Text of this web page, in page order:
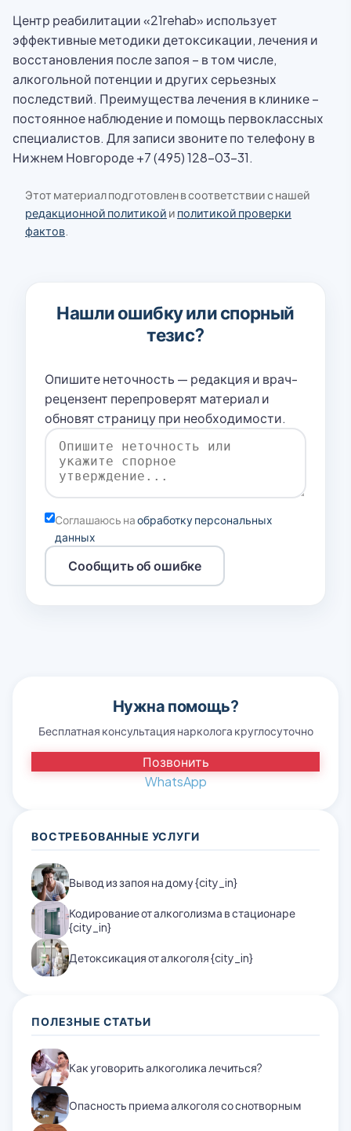
Центр реабилитации «21rehab» использует
эффективные методики детоксикации, лечения и
восстановления после запоя – в том числе,
алкогольной потенции и других серьезных
последствий. Преимущества лечения в клинике –
постоянное наблюдение и помощь первоклассных
специалистов. Для записи звоните по телефону в
Нижнем Новгороде +7 (495) 128-03-31.
Этот материал подготовлен в соответствии с нашей
редакционной политикой и политикой проверки
фактов
Нашли ошибку или спорный
тезис?
Опишите неточность — редакция и врач-
рецензент перепроверят материал и
обновят страницу при необходимости.
Соглашаюсь наобработку персональных
данных
Сообщить об ошибке
Нужна помощь?
Бесплатная консультация нарколога круглосуточно
Позвонить
WhatsApp
ВОСТРЕБОВАННЫЕ УСЛУГИ
Вывод из запоя на дому {city_in}
Кодирование от алкоголизма в стационаре
{city_in}
Детоксикация от алкоголя {city_in}
ПОЛЕЗНЫЕ СТАТЬИ
Как уговорить алкоголика лечиться?
Опасность приема алкоголя со снотворным